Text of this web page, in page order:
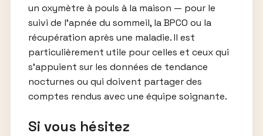
un oxymètre à pouls à la maison — pour le
suivi de l’apnée du sommeil, la BPCO ou la
récupération après une maladie. Il est
particulièrement utile pour celles et ceux qui
s’appuient sur les données de tendance
nocturnes ou qui doivent partager des
comptes rendus avec une équipe soignante.
Si vous hésitez